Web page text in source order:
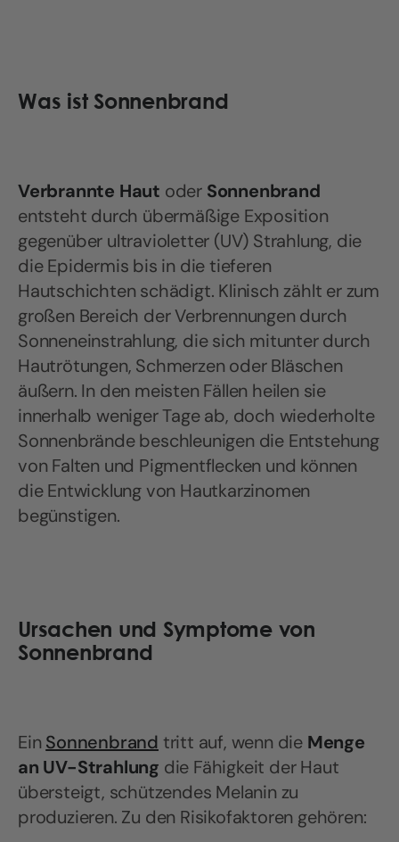
Was ist Sonnenbrand
Verbrannte Haut oder Sonnenbrand
entsteht durch übermäßige Exposition
gegenüber ultravioletter (UV) Strahlung, die
die Epidermis bis in die tieferen
Hautschichten schädigt. Klinisch zählt er zum
großen Bereich der Verbrennungen durch
Sonneneinstrahlung, die sich mitunter durch
Hautrötungen, Schmerzen oder Bläschen
äußern. In den meisten Fällen heilen sie
innerhalb weniger Tage ab, doch wiederholte
Sonnenbrände beschleunigen die Entstehung
von Falten und Pigmentflecken und können
die Entwicklung von Hautkarzinomen
begünstigen.
Ursachen und Symptome von
Sonnenbrand
Ein Sonnenbrand tritt auf, wenn die Menge
an UV-Strahlung die Fähigkeit der Haut
übersteigt, schützendes Melanin zu
produzieren. Zu den Risikofaktoren gehören: